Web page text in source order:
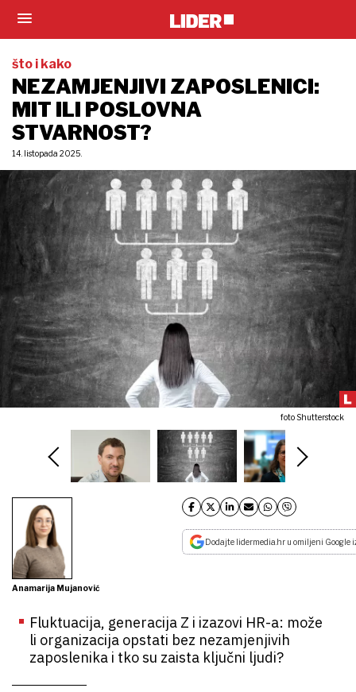
što i kako
NEZAMJENJIVI ZAPOSLENICI:
MIT ILI POSLOVNA
STVARNOST?
14. listopada 2025.
foto Shutterstock
Anamarija Mujanović
Dodajte lidermedia.hr u omiljeni Google
Fluktuacija, generacija Z i izazovi HR-a: može
li organizacija opstati bez nezamjenjivih
zaposlenika i tko su zaista ključni ljudi?